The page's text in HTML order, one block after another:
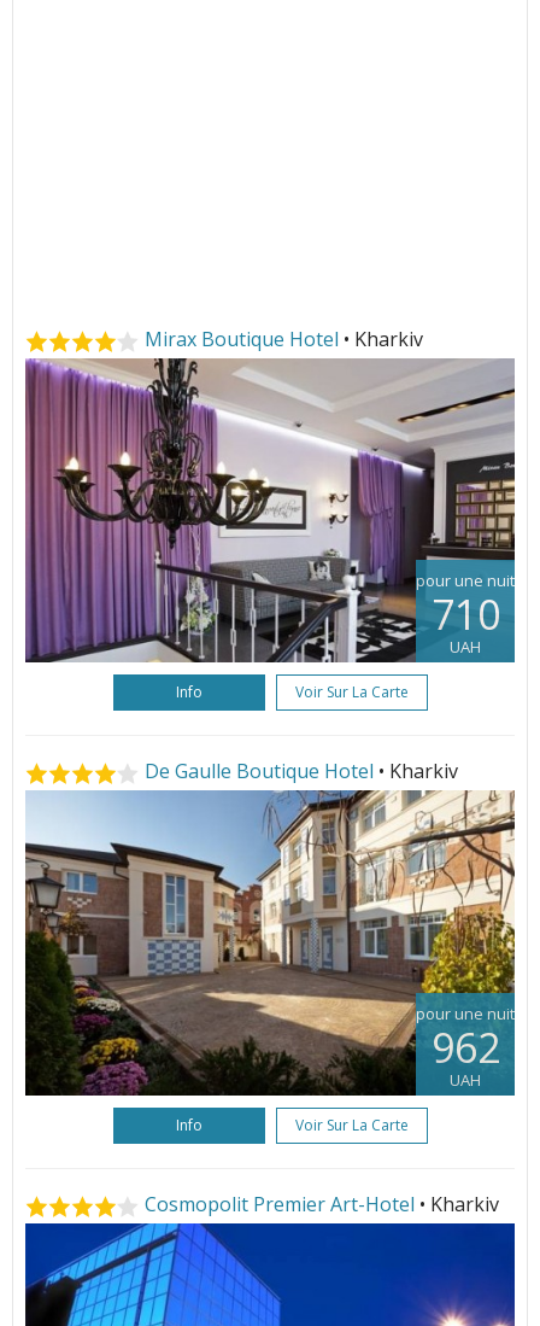
Mirax Boutique Hotel • Kharkiv
pour une nuit
710
UAH
Info Voir Sur La Carte
De Gaulle Boutique Hotel • Kharkiv
pour une nuit
962
UAH
Info Voir Sur La Carte
Cosmopolit Premier Art-Hotel • Kharkiv